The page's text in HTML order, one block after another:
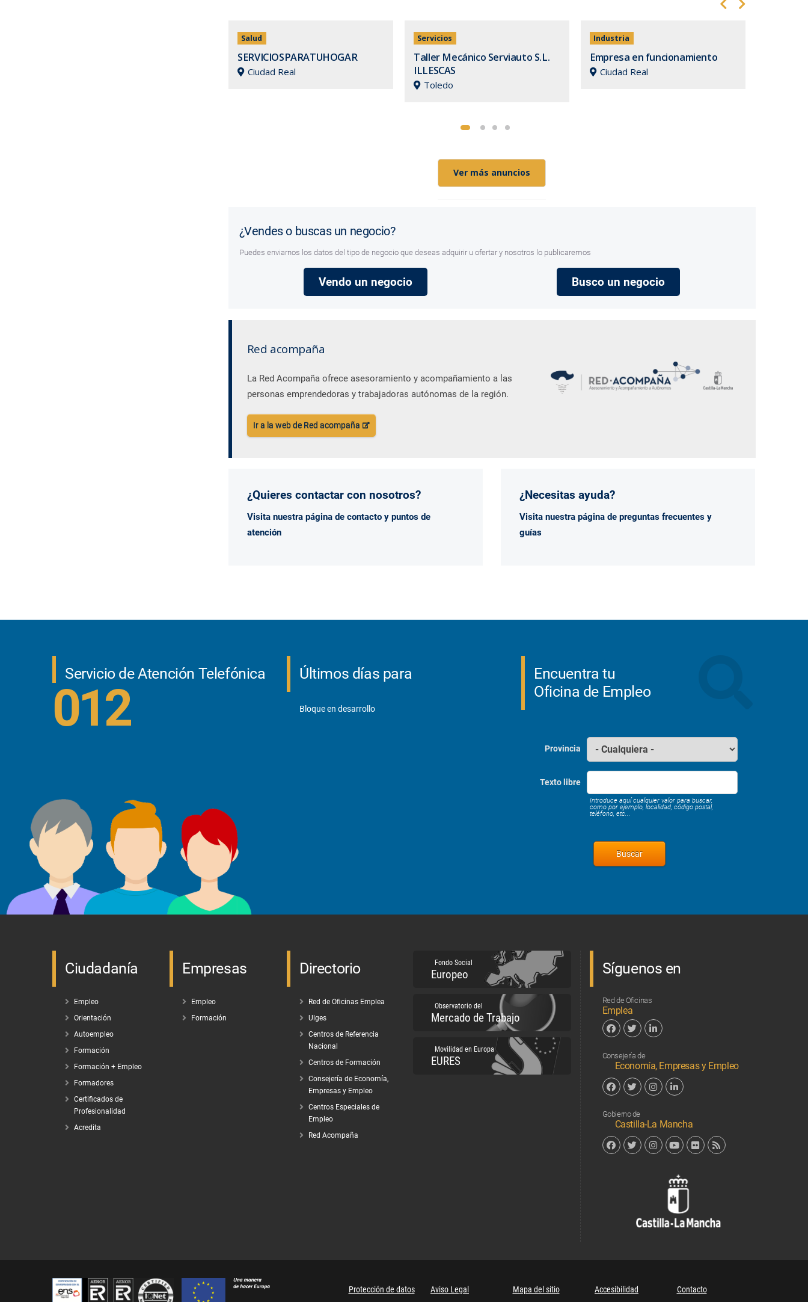
Salud
SERVICIOSPARATUHOGAR
Ciudad Real
Servicios
Taller Mecánico Serviauto S.L.
ILLESCAS
Toledo
Industria
Empresa en funcionamiento
Ciudad Real
Ver más anuncios
¿Vendes o buscas un negocio?
Puedes enviarnos los datos del tipo de negocio que deseas adquirir u ofertar y nosotros lo publicaremos
Vendo un negocio Busco un negocio
Red acompaña
La Red Acompaña ofrece asesoramiento y acompañamiento a las
personas emprendedoras y trabajadoras autónomas de la región.
Ir a la web de Red acompaña
¿Quieres contactar con nosotros?
Visita nuestra página de contacto y puntos de
atención
¿Necesitas ayuda?
Visita nuestra página depreguntas frecuentes y
guías
Servicio de Atención Telefónica
012
Últimos días para
Bloque en desarrollo
Encuentra tu
Oficina de Empleo
Provincia
Texto libre
Introduce aquí cualquier valor para buscar,
como por ejemplo, localidad, código postal,
teléfono, etc...
Ciudadanía
Empleo
Orientación
Autoempleo
Formación
Formación + Empleo
Formadores
Certificados de
Profesionalidad
Acredita
Empresas
Empleo
Formación
Directorio
Red de Oficinas Emplea
Ulges
Centros de Referencia
Nacional
Centros de Formación
Consejería de Economía,
Empresas y Empleo
Centros Especiales de
Empleo
Red Acompaña
Fondo Social
Europeo
Observatorio del
Mercado de Trabajo
Movilidad en Europa
EURES
Síguenos en
Red de Oficinas
Emplea
Consejería de
Economía, Empresas y Empleo
Gobierno de
Castilla-La Mancha
Certificación FEDERProtección de datos Aviso Legal Mapa del sitio Accesibilidad Contacto